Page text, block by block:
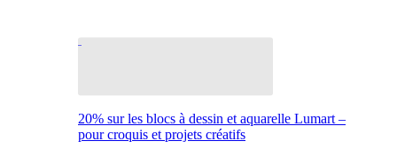
20% sur les blocs à dessin et aquarelle Lumart –
pour croquis et projets créatifs